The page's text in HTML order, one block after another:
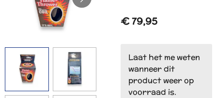
€ 79,95
Laat het me weten
wanneer dit
product weer op
voorraad is.